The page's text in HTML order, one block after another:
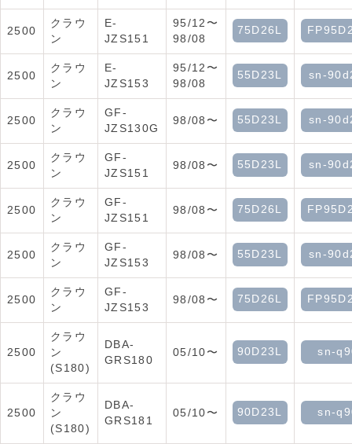
2500
クラウ
ン
E-
JZS151
95/12〜
98/08
75D26L
2500
クラウ
ン
E-
JZS153
95/12〜
98/08
55D23L sn-
2500
クラウ
ン
GF-
JZS130G
98/08〜 55D23L sn-
2500
クラウ
ン
GF-
JZS151
98/08〜 55D23L sn-
2500
クラウ
ン
GF-
JZS151
98/08〜 75D26L
2500
クラウ
ン
GF-
JZS153
98/08〜 55D23L sn-
2500
クラウ
ン
GF-
JZS153
98/08〜 75D26L
2500
クラウ
ン
(S180)
DBA-
GRS180
05/10〜 90D23L sn-
2500
クラウ
ン
(S180)
DBA-
GRS181
05/10〜 90D23L sn-